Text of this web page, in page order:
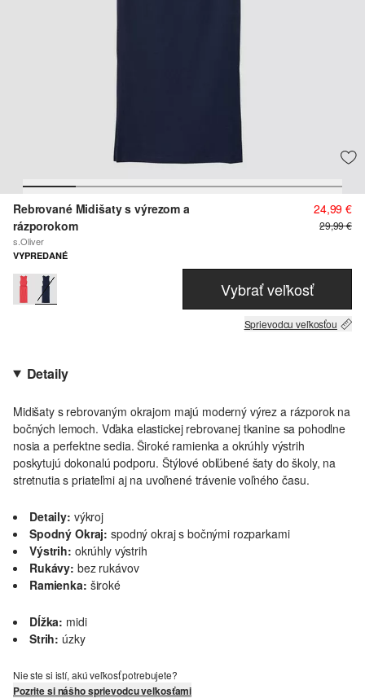
Rebrované Midišaty s výrezom a
rázporokom
s.Oliver
24,99 €
29,99 €
VYPREDANÉ
Vybrať veľkosť
Sprievodcu veľkosťou
Detaily
Midišaty s rebrovaným okrajom majú moderný výrez a rázporok na
bočných lemoch. Vďaka elastickej rebrovanej tkanine sa pohodlne
nosia a perfektne sedia. Široké ramienka a okrúhly výstrih
poskytujú dokonalú podporu. Štýlové obľúbené šaty do školy, na
stretnutia s priateľmi aj na uvoľnené trávenie voľného času.
Detaily: výkroj
Spodný Okraj: spodný okraj s bočnými rozparkami
Výstrih: okrúhly výstrih
Rukávy: bez rukávov
Ramienka: široké
Dĺžka: midi
Strih: úzky
Nie ste si istí, akú veľkosť potrebujete?
Pozrite si nášho sprievodcu veľkosťami